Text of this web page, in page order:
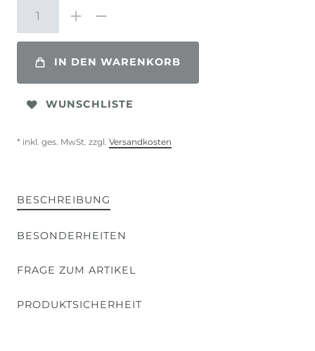
IN DEN WARENKORB
WUNSCHLISTE
* inkl. ges. MwSt. zzgl. Versandkosten
BESCHREIBUNG
BESONDERHEITEN
FRAGE ZUM ARTIKEL
PRODUKTSICHERHEIT